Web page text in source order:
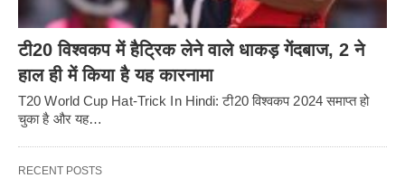
टी20 विश्वकप में हैट्रिक लेने वाले धाकड़ गेंदबाज, 2 ने
हाल ही में किया है यह कारनामा
T20 World Cup Hat-Trick In Hindi: टी20 विश्वकप 2024 समाप्त हो
चुका है और यह…
RECENT POSTS